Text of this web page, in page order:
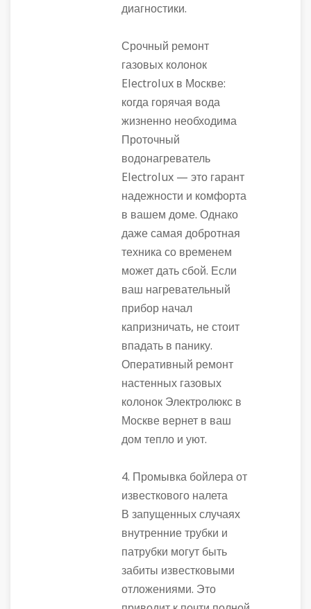
диагностики.
Срочный ремонт
газовых колонок
Electrolux в Москве:
когда горячая вода
жизненно необходима
Проточный
водонагреватель
Electrolux — это гарант
надежности и комфорта
в вашем доме. Однако
даже самая добротная
техника со временем
может дать сбой. Если
ваш нагревательный
прибор начал
капризничать, не стоит
впадать в панику.
Оперативный ремонт
настенных газовых
колонок Электролюкс в
Москве вернет в ваш
дом тепло и уют.
4. Промывка бойлера от
известкового налета
В запущенных случаях
внутренние трубки и
патрубки могут быть
забиты известковыми
отложениями. Это